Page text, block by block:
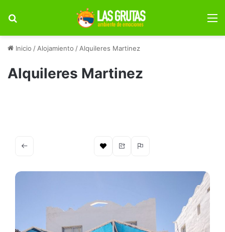
Inicio / Alojamiento / Alquileres Martinez
Alquileres Martinez